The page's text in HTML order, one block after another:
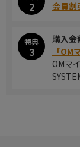
2
会員割
特典
3
購入金
「OM
OMマ